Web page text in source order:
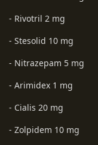
- Rivotril 2 mg
- Stesolid 10 mg
- Nitrazepam 5 mg
- Arimidex 1 mg
- Cialis 20 mg
- Zolpidem 10 mg